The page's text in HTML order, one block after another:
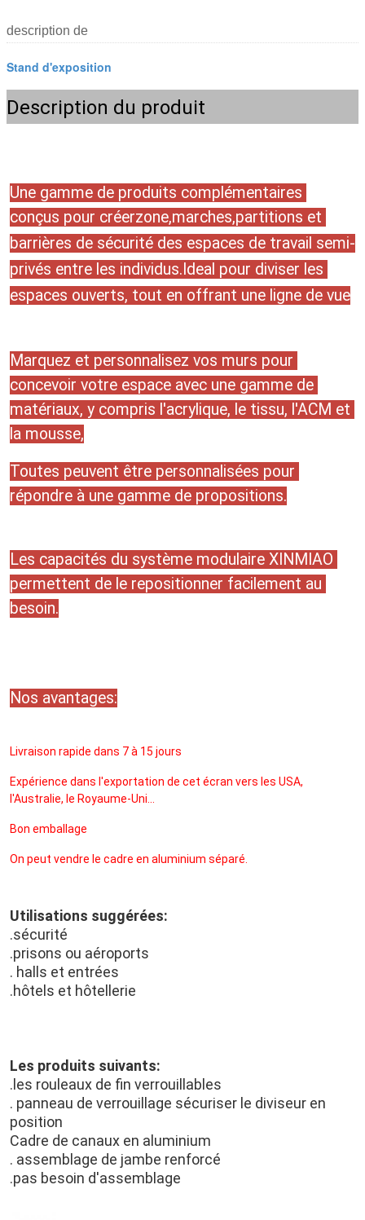
description de
Stand d'exposition
Description du produit
Une gamme de produits complémentaires
conçus pour créerzone,marches,partitions et
barrières de sécurité des espaces de travail semi-
privés entre les individus.Ideal pour diviser les
espaces ouverts, tout en offrant une ligne de vue
Marquez et personnalisez vos murs pour
concevoir votre espace avec une gamme de
matériaux, y compris l'acrylique, le tissu, l'ACM et
la mousse,
Toutes peuvent être personnalisées pour
répondre à une gamme de propositions.
Les capacités du système modulaire XINMIAO
permettent de le repositionner facilement au
besoin.
Nos avantages:
Livraison rapide dans 7 à 15 jours
Expérience dans l'exportation de cet écran vers les USA,
l'Australie, le Royaume-Uni...
Bon emballage
On peut vendre le cadre en aluminium séparé.
Utilisations suggérées:
.sécurité
.prisons ou aéroports
. halls et entrées
.hôtels et hôtellerie
Les produits suivants:
.les rouleaux de fin verrouillables
. panneau de verrouillage sécuriser le diviseur en
position
Cadre de canaux en aluminium
. assemblage de jambe renforcé
.pas besoin d'assemblage